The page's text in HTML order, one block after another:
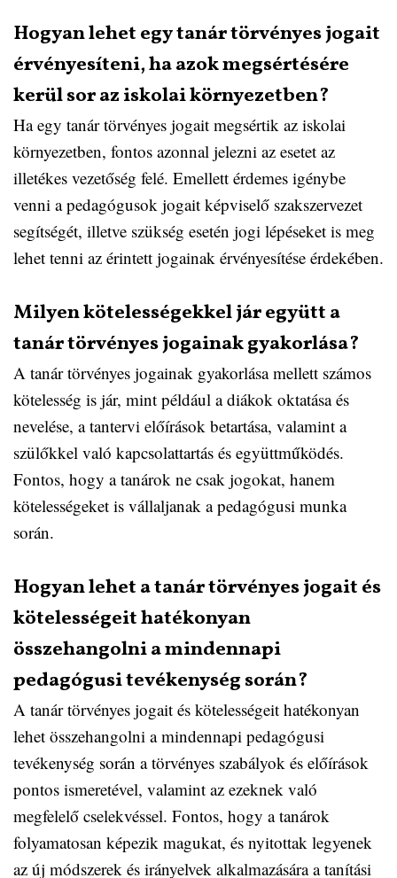
Hogyan lehet egy tanár törvényes jogait
érvényesíteni, ha azok megsértésére
kerül sor az iskolai környezetben?
Ha egy tanár törvényes jogait megsértik az iskolai
környezetben, fontos azonnal jelezni az esetet az
illetékes vezetőség felé. Emellett érdemes igénybe
venni a pedagógusok jogait képviselő szakszervezet
segítségét, illetve szükség esetén jogi lépéseket is meg
lehet tenni az érintett jogainak érvényesítése érdekében.
Milyen kötelességekkel jár együtt a
tanár törvényes jogainak gyakorlása?
A tanár törvényes jogainak gyakorlása mellett számos
kötelesség is jár, mint például a diákok oktatása és
nevelése, a tantervi előírások betartása, valamint a
szülőkkel való kapcsolattartás és együttműködés.
Fontos, hogy a tanárok ne csak jogokat, hanem
kötelességeket is vállaljanak a pedagógusi munka
során.
Hogyan lehet a tanár törvényes jogait és
kötelességeit hatékonyan
összehangolni a mindennapi
pedagógusi tevékenység során?
A tanár törvényes jogait és kötelességeit hatékonyan
lehet összehangolni a mindennapi pedagógusi
tevékenység során a törvényes szabályok és előírások
pontos ismeretével, valamint az ezeknek való
megfelelő cselekvéssel. Fontos, hogy a tanárok
folyamatosan képezik magukat, és nyitottak legyenek
az új módszerek és irányelvek alkalmazására a tanítási